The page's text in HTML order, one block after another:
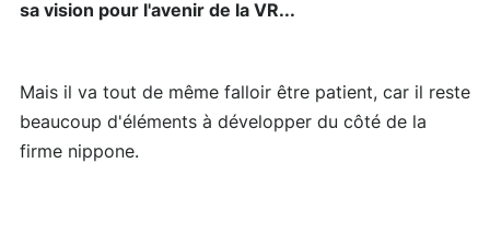
sa vision pour l'avenir de la VR...
Mais il va tout de même falloir être patient, car il reste
beaucoup d'éléments à développer du côté de la
firme nippone.